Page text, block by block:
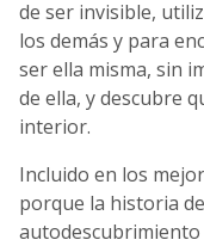
de ser invisible,
los demás y para
ser ella misma, sin
de ella, y descubre
interior.
Incluido en los
porque la historia
autodescubrimiento